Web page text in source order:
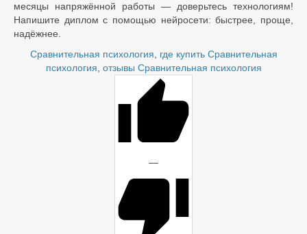
месяцы напряжённой работы — доверьтесь технологиям!
Напишите диплом с помощью нейросети: быстрее, проще,
надёжнее.
Сравнительная психология, где купить Сравнительная
психология, отзывы Сравнительная психология
—